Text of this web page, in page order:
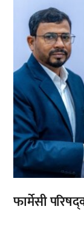
फार्मेसी